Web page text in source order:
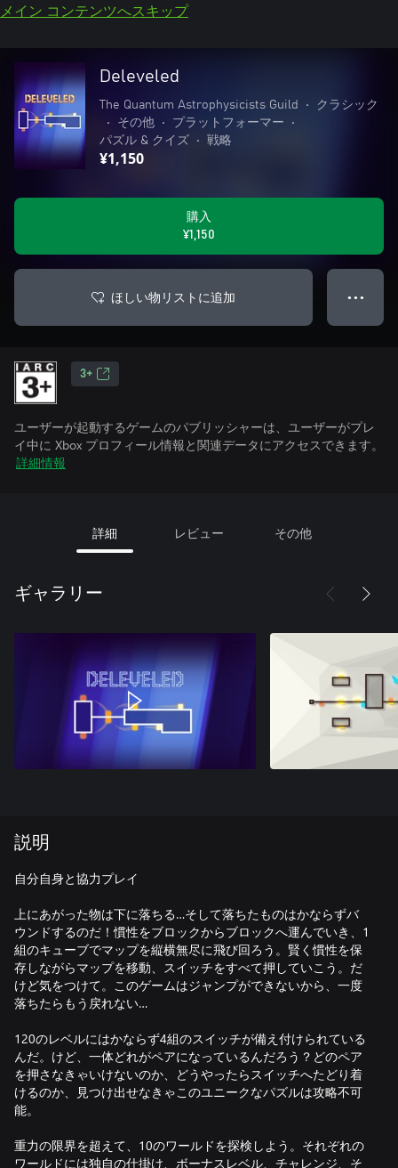
メイン コンテンツへスキップ
Deleveled
The Quantum Astrophysicists Guild •
クラシック
•
その他 • プラットフォーマー
•
パズル & クイズ
• 戦略
¥1,150
購入
¥1,150
ほしい物リストに追加 ● ● ●
3+
ユーザーが起動するゲームのパブリッシャーは、ユーザーがプレ
イ中に Xbox プロフィール情報と関連データにアクセスできます。
詳細情報
詳細 レビュー その他
ギャラリー
説明
自分自身と協力プレイ
上にあがった物は下に落ちる…そして落ちたものはかならずバ
ウンドするのだ！慣性をブロックからブロックへ運んでいき、1
組のキューブでマップを縦横無尽に飛び回ろう。賢く慣性を保
存しながらマップを移動、スイッチをすべて押していこう。だ
けど気をつけて。このゲームはジャンプができないから、一度
落ちたらもう戻れない…
120のレベルにはかならず4組のスイッチが備え付けられている
んだ。けど、一体どれがペアになっているんだろう？どのペア
を押さなきゃいけないのか、どうやったらスイッチへたどり着
けるのか、見つけ出せなきゃこのユニークなパズルは攻略不可
能。
重力の限界を超えて、10のワールドを探検しよう。それぞれの
ワールドには独自の仕掛け、ボーナスレベル、チャレンジ、そ